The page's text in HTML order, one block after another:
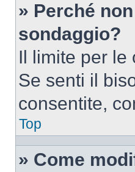
» Perché
sondaggio?
Il limite per le
Se senti il
consentite,
Top
» Come